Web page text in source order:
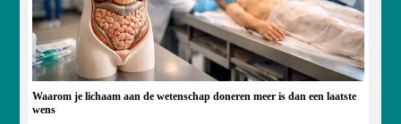
Waarom je lichaam aan de wetenschap doneren meer is dan een laatste
wens